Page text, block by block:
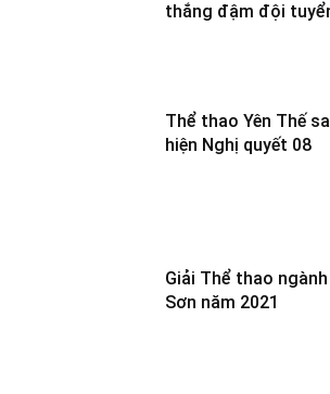
thắng đậm đội
Thể thao Yên Thế
hiện Nghị quyết 08
Giải Thể thao
Sơn năm 2021